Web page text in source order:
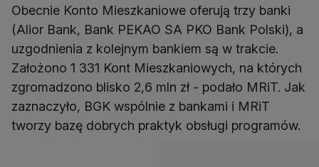
Obecnie Konto Mieszkaniowe oferują trzy banki
(Alior Bank, Bank PEKAO SA PKO Bank Polski), a
uzgodnienia z kolejnym bankiem są w trakcie.
Założono 1 331 Kont Mieszkaniowych, na których
zgromadzono blisko 2,6 mln zł - podało MRiT. Jak
zaznaczyło, BGK wspólnie z bankami i MRiT
tworzy bazę dobrych praktyk obsługi programów.